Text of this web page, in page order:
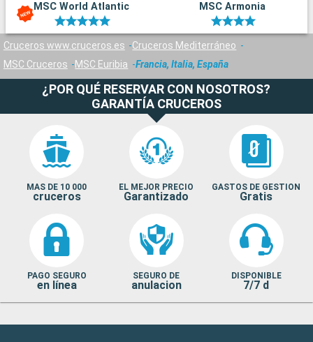
MSC World Atlantic MSC Armonia
Cruceros www.cruceros.es
Cruceros Mediterráneo
MSC Cruceros
MSC Euribia Francia, Italia, España
¿POR QUÉ RESERVAR CON NOSOTROS?
GARANTÍA CRUCEROS
MAS DE 10 000
cruceros
EL MEJOR PRECIO
Garantizado
GASTOS DE GESTION
Gratis
PAGO SEGURO
en línea
SEGURO DE
anulacion
DISPONIBLE
7/7 d